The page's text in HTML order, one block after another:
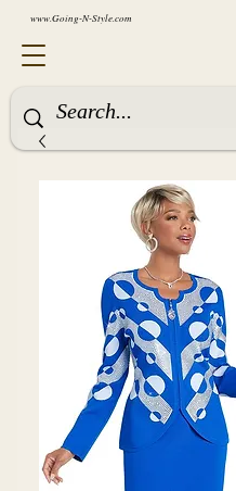
www.Going-N-Style.com